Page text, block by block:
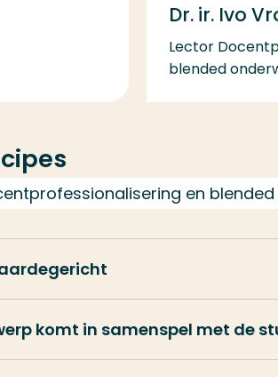
Dr. ir. Ivo
Lector
blended
en
komt in samenspel met de